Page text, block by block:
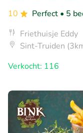
10
Perfect • 5
Friethuisje Eddy
Sint-Truiden
Verkocht: 116